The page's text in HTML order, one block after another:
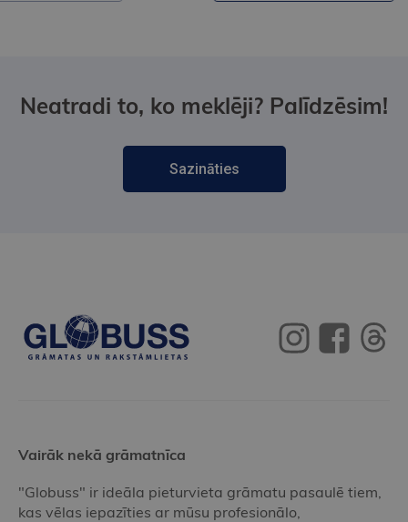
Neatradi to, ko meklēji? Palīdzēsim!
Sazināties
Vairāk nekā grāmatnīca
"Globuss" ir ideāla pieturvieta grāmatu pasaulē tiem,
kas vēlas iepazīties ar mūsu profesionālo,